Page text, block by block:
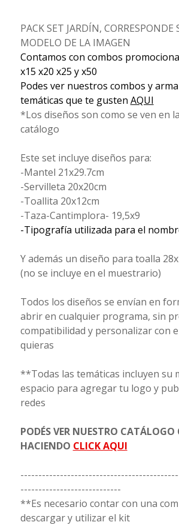
PACK SET JARDÍN, CORRESPONDE
MODELO DE LA IMAGEN
Contamos con combos
x15 x20 x25 y x50
Podes ver nuestros combos y
temáticas que te gusten AQUI
*Los diseños son como se ven en
catálogo
Este set incluye diseños para:
-Mantel 21x29.7cm
-Servilleta 20x20cm
-Toallita 20x12cm
-Taza-Cantimplora- 19,5x9
-Tipografía utilizada para el
Y además un diseño para toalla
(no se incluye en el muestrario)
Todos los diseños se envían en
abrir en cualquier programa, sin
compatibilidad y personalizar con
quieras
**Todas las temáticas incluyen su
espacio para agregar tu logo y
redes
PODÉS VER NUESTRO
HACIENDO CLICK AQUI
----------------------------
**Es necesario contar con una
descargar y utilizar el kit